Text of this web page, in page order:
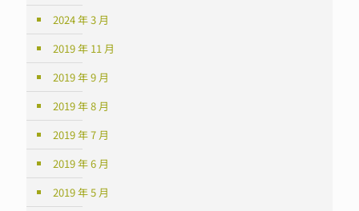
2024 年 3 月
2019 年 11 月
2019 年 9 月
2019 年 8 月
2019 年 7 月
2019 年 6 月
2019 年 5 月